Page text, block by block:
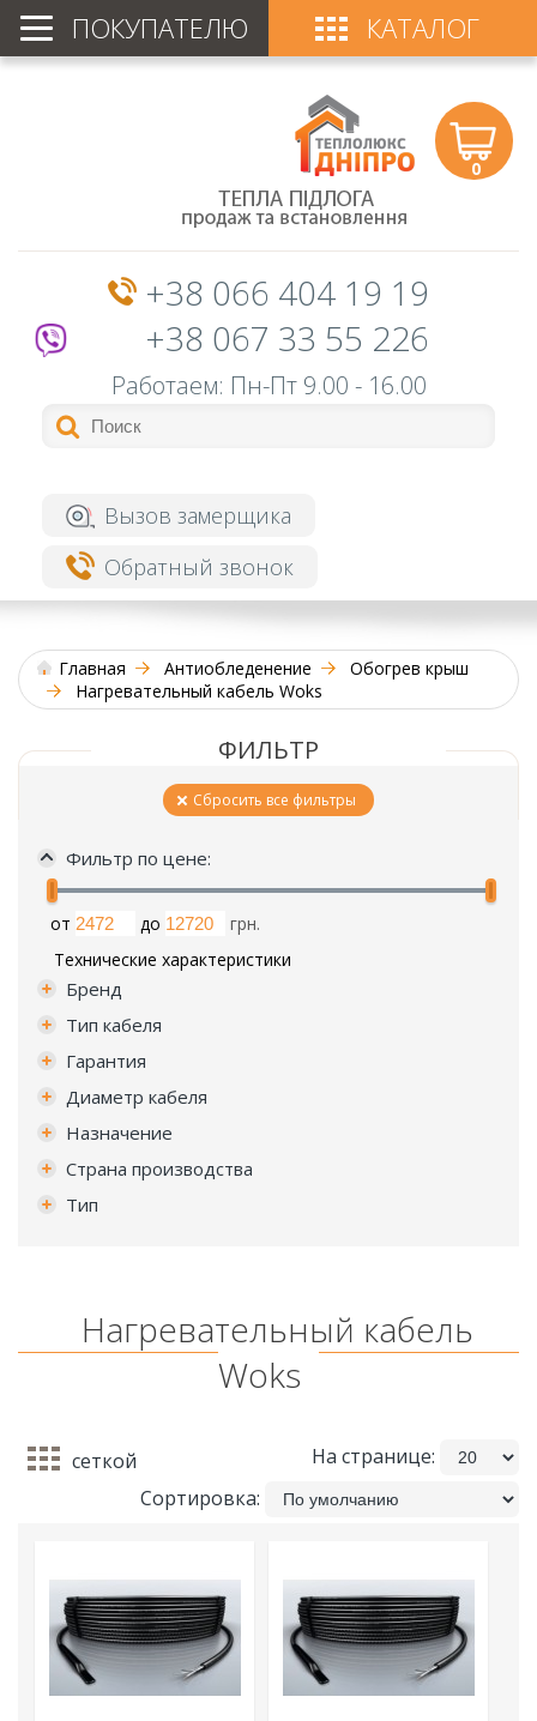
ПОКУПАТЕЛЮ КАТАЛОГ
+38 066 404 19 19
+38 067 33 55 226
Работаем: Пн-Пт 9.00 - 16.00
0
Вызов замерщика
Обратный звонок
Главная Антиобледенение
Обогрев крыш
Нагревательный кабель Woks
ФИЛЬТР
Сбросить все фильтры
Фильтр по цене:
от до
грн.
Технические характеристики
Бренд
Тип кабеля
Гарантия
Диаметр кабеля
Назначение
Страна производства
Тип
Нагревательный кабель
Woks
сеткой
На странице:
Сортировка: